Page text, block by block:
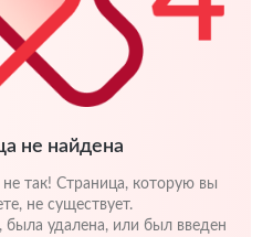
не найдена
так! Страница, которую вы
не существует.
была удалена, или был введен